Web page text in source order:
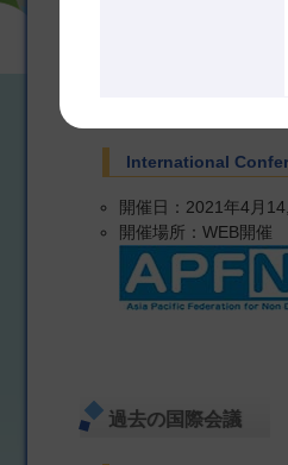
International
開催日：2021年4月
開催場所：WEB開催
過去の国際会議